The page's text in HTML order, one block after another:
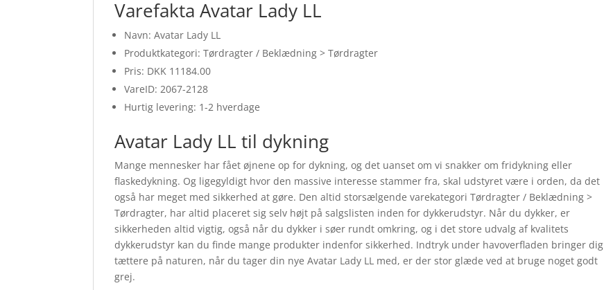
Varefakta Avatar Lady LL
Navn: Avatar Lady LL
Produktkategori: Tørdragter / Beklædning > Tørdragter
Pris: DKK 11184.00
VareID: 2067-2128
Hurtig levering: 1-2 hverdage
Avatar Lady LL til dykning
Mange mennesker har fået øjnene op for dykning, og det uanset om vi snakker om fridykning eller
flaskedykning. Og ligegyldigt hvor den massive interesse stammer fra, skal udstyret være i orden, da det
også har meget med sikkerhed at gøre. Den altid storsælgende varekategori Tørdragter / Beklædning >
Tørdragter, har altid placeret sig selv højt på salgslisten inden for dykkerudstyr. Når du dykker, er
sikkerheden altid vigtig, også når du dykker i søer rundt omkring, og i det store udvalg af kvalitets
dykkerudstyr kan du finde mange produkter indenfor sikkerhed. Indtryk under havoverfladen bringer dig
tættere på naturen, når du tager din nye Avatar Lady LL med, er der stor glæde ved at bruge noget godt
grej.